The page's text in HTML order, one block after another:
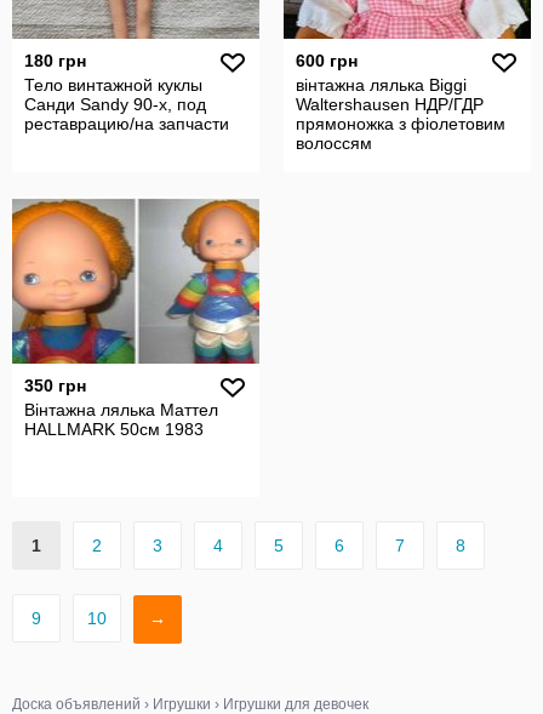
180 грн
Тело винтажной куклы
Санди Sandy 90-х, под
реставрацию/на запчасти
600 грн
вінтажна лялька Biggi
Waltershausen НДР/ГДР
прямоножка з фіолетовим
волоссям
350 грн
Вінтажна лялька Маттел
HALLMARK 50см 1983
1 2 3 4 5 6 7 8
9 10 →
Доска объявлений › Игрушки › Игрушки для девочек